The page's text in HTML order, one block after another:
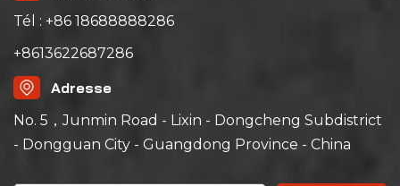
Tél : +86 18688888286
+8613622687286
Adresse
No. 5，Junmin Road - Lixin - Dongcheng Subdistrict
- Dongguan City - Guangdong Province - China